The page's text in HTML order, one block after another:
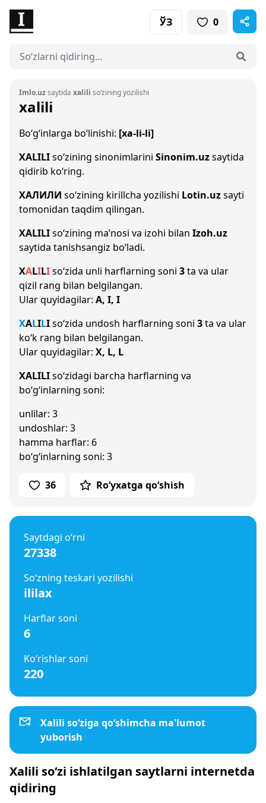
ЎЗ 0
Imlo.uzsaytida xalili so‘zining yozilishi
xalili
Bo‘g‘inlarga bo‘linishi: [xa-li-li]
XALILIso‘zining sinonimlarini Sinonim.uzsaytida
qidirib ko‘ring.
ХАЛИЛИ so‘zining kirillcha yozilishi Lotin.uzsayti
tomonidan taqdim qilingan.
XALILIso‘zining ma’nosi va izohi bilan Izoh.uz
saytida tanishsangiz bo‘ladi.
XALILIso‘zida unli harflarning soni 3ta va ular
qizil rang bilan belgilangan.
Ular quyidagilar: A, I, I
XALILIso‘zida undosh harflarning soni 3ta va ular
ko‘k rang bilan belgilangan.
Ular quyidagilar: X, L, L
XALILIso‘zidagi barcha harflarning va
bo‘g‘inlarning soni:
unlilar: 3
undoshlar: 3
hamma harflar: 6
bo‘g‘inlarning soni: 3
36 Ro‘yxatga qo‘shish
Saytdagi o‘rni
27338
So‘zning teskari yozilishi
ililax
Harflar soni
6
Ko‘rishlar soni
220
Xalili so‘ziga qo‘shimcha ma'lumot
yuborish
Xalili so‘zi ishlatilgan saytlarni internetda
qidiring